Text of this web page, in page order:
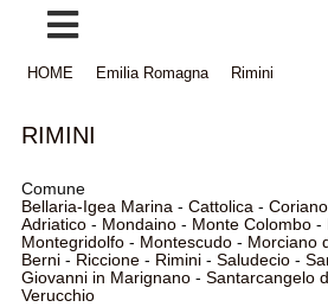
HOME Emilia Romagna Rimini
RIMINI
Comune
Bellaria-Igea Marina- Cattolica- Coriano
Adriatico- Mondaino- Monte Colombo-
Montegridolfo- Montescudo- Morciano
Berni- Riccione- Rimini- Saludecio-
Giovanni in Marignano- Santarcangelo
Verucchio